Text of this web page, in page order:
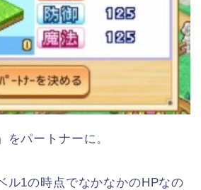
をパートナーに。
ル1の時点でなかなかのHPなの